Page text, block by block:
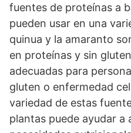
fuentes de proteínas a
pueden usar en una
quinua y la amaranto
en proteínas y sin
adecuadas para
gluten o enfermedad
variedad de estas
plantas puede ayudar